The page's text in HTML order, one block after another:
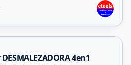
4en1